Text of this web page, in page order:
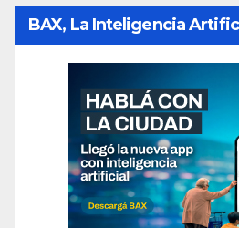
BAX, La Inteligencia